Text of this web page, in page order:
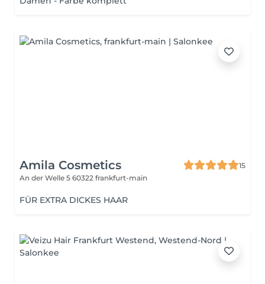
Amila Cosmetics
15
An der Welle 5 60322 frankfurt-main
FÜR EXTRA DICKES HAAR